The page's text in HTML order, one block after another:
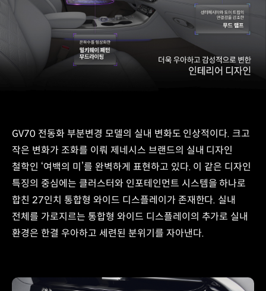
GV70 전동화 부분변경 모델의 실내 변화도 인상적이다. 크고
작은 변화가 조화를 이뤄 제네시스 브랜드의 실내 디자인
철학인 ‘여백의 미’를 완벽하게 표현하고 있다. 이 같은 디자인
특징의 중심에는 클러스터와 인포테인먼트 시스템을 하나로
합친 27인치 통합형 와이드 디스플레이가 존재한다. 실내
전체를 가로지르는 통합형 와이드 디스플레이의 추가로 실내
환경은 한결 우아하고 세련된 분위기를 자아낸다.